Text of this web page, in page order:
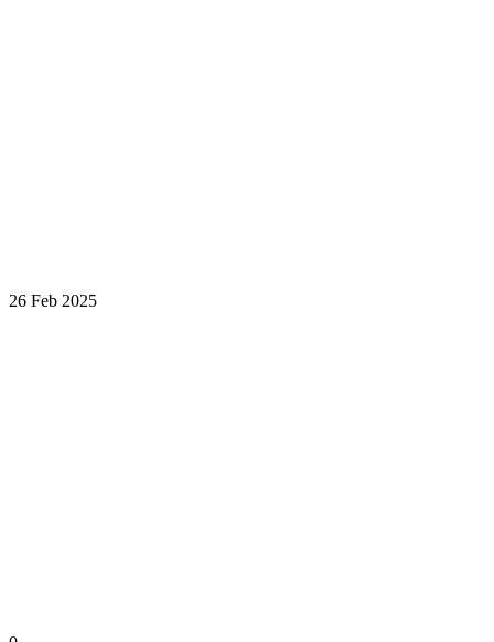
26 Feb 2025